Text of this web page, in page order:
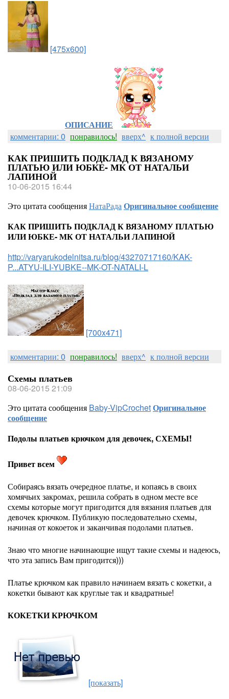
[475x600]
ОПИСАНИЕ
комментарии: 0 понравилось! вверх^ к полной версии
КАК ПРИШИТЬ ПОДКЛАД К ВЯЗАНОМУ
ПЛАТЬЮ ИЛИ ЮБКЕ- МК ОТ НАТАЛЬИ
ЛАПИНОЙ
10-06-2015 16:44
Это цитата сообщенияНатаРадаОригинальное сообщение
КАК ПРИШИТЬ ПОДКЛАД К ВЯЗАНОМУ ПЛАТЬЮ
ИЛИ ЮБКЕ- МК ОТ НАТАЛЬИ ЛАПИНОЙ
http://varyarukodelnitsa.ru/blog/43270717160/KAK-
P...ATYU-ILI-YUBKE--MK-OT-NATALI-L
[700x471]
комментарии: 0 понравилось! вверх^ к полной версии
Схемы платьев
08-06-2015 21:09
Это цитата сообщения Baby-VipCrochetОригинальное
сообщение
Подолы платьев крючком для девочек, СХЕМЫ!
Привет всем
Собираясь вязать очередное платье, и копаясь в своих
хомячьих закромах, решила собрать в одном месте все
схемы которые могут пригодится для вязания платьев для
девочек крючком. Публикую последовательно схемы,
начиная от кокоеток и заканчивая подолами платьев.
Знаю что многие начинающие ищут такие схемы и надеюсь,
что эта запись Вам пригодится)))
Платье крючком как правило начинаем вязать с кокетки, а
кокетки бывают как круглые так и квадратные!
КОКЕТКИ КРЮЧКОМ
[показать]